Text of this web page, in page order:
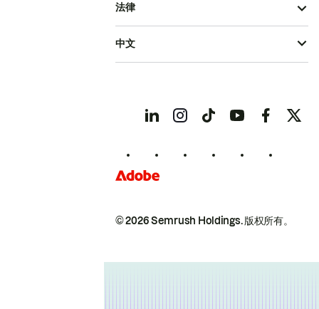
© 2026 Semrush Holdings.版权所有。
法律
中文